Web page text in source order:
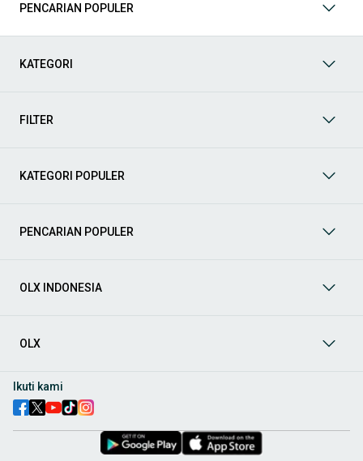
berkelas, atau mobil kota yang irit dan lincah? Di OLX, Anda akan
mobil bekas Anda berjalan lancar, efisien, dan menyenangkan.
berbagai jenis mobil baru maupun bekas dengan kondisi
Aksesoris Mobil: Lengkapi tampilan dan fungsionalitas mobil
aksesoris interior seperti sarung jok dan karpet, hingga
berbagai pilihan
, speaker, amplifier, subwoofer,
ingin meningkatkan kualitas suara dalam kabin
Spare Part Mobil
part mobiloriginal dan berkualitas dari OLX! Temukan
berbagai komponen penting mulai dari filter oli, kampas rem,
PENCARIAN POPULER
KATEGORI
FILTER
KATEGORI POPULER
PENCARIAN POPULER
OLX INDONESIA
OLX
Ikuti kami